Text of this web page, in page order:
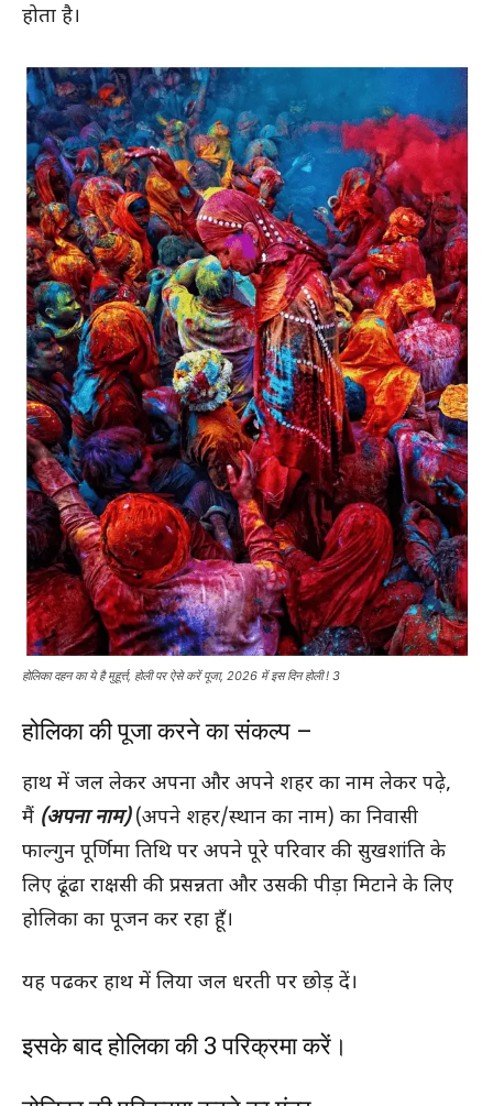
होता है।
होलिका दहन का ये है मुहूर्त्त, होली पर ऐसे करें पूजा, 2026 में इस दिन होली ! 3
होलिका की पूजा करने का संकल्प –
हाथ में जल लेकर अपना और अपने शहर का नाम लेकर पढ़े,
मैं (अपना नाम)(अपने शहर/स्थान का नाम) का निवासी
फाल्गुन पूर्णिमा तिथि पर अपने पूरे परिवार की सुखशांति के
लिए ढूंढा राक्षसी की प्रसन्नता और उसकी पीड़ा मिटाने के लिए
होलिका का पूजन कर रहा हूँ।
यह पढकर हाथ में लिया जल धरती पर छोड़ दें।
इसके बाद होलिका की 3 परिक्रमा करें।